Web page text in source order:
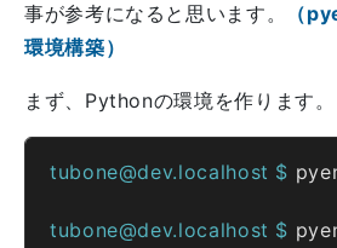
事が参考になると思います。
（
環境構築）
まず、Pythonの環境を作ります。
tubone@dev.localhost $
tubone@dev.localhost $